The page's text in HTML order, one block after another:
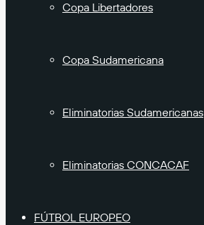
Copa Libertadores
Copa Sudamericana
Eliminatorias Sudamericanas
Eliminatorias CONCACAF
FÚTBOL EUROPEO